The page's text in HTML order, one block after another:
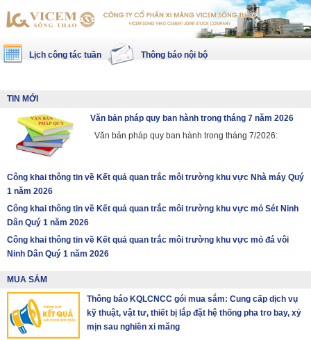
Lịch công tác tuần Thông báo nội bộ
TIN MỚI
Văn bản pháp quy ban hành trong tháng 7 năm 2026
Văn bản pháp quy ban hành trong tháng 7/2026:
Công khai thông tin về Kết quả quan trắc môi trường khu vực Nhà máy Quý
1 năm 2026
Công khai thông tin về Kết quả quan trắc môi trường khu vực mỏ Sét Ninh
Dân Quý 1 năm 2026
Công khai thông tin về Kết quả quan trắc môi trường khu vực mỏ đá vôi
Ninh Dân Quý 1 năm 2026
MUA SẮM
Thông báo KQLCNCC gói mua sắm: Cung cấp dịch vụ
kỹ thuật, vật tư, thiết bị lắp đặt hệ thống pha tro bay, xỷ
mịn sau nghiền xi măng